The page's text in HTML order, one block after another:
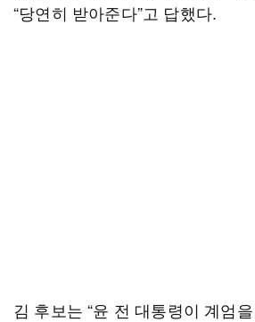
“당연히 받아준다”고 답했다.
김 후보는 “윤 전 대통령이 계엄